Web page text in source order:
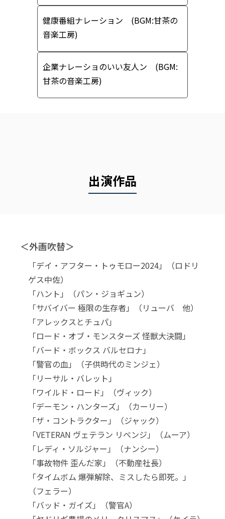
健康番組ナレーション (BGM:甘茶の
音楽工房)
企業ナレーショのいい友人ン (BGM:
甘茶の音楽工房)
出演作品
＜外画吹替＞
「デイ・アフター・トゥモロー2024」（ロドリ
ゲス中佐）
「ハント」（パン・ジョギュン）
「サバイバー 極限の生存者」（リューバ 他）
「アレックスとチュパ」
「ロード・オブ・モンスターズ 怪獣大決闘」
「バード・ボックス バルセロナ」
「警官の血」（子供時代のミンジェ）
「リーサル・バレット」
「ワイルド・ロード」（ヴィック）
「デーモン・ハンターズ」（カーリー）
「ザ・コントラクター」（ジャック）
「VETERAN ヴェテラン リベンジ」（ムーア）
「レディ・ソルジャー」（ナンシー）
「事故物件 歪んだ家」（不動産社長）
「タイムボム 爆弾解除、ミスしたら即死。」
（フェラー）
「バッド・ガイズ」（警官A）